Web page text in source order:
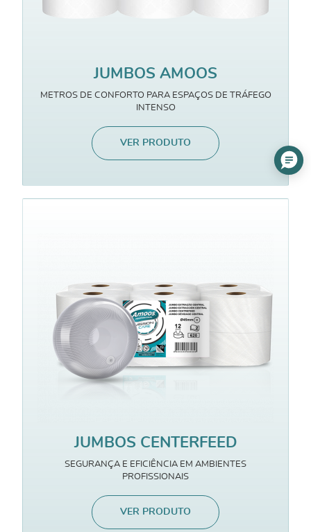
JUMBOS AMOOS
METROS DE CONFORTO PARA ESPAÇOS DE TRÁFEGO
INTENSO
VER PRODUTO
JUMBOS CENTERFEED
SEGURANÇA E EFICIÊNCIA EM AMBIENTES
PROFISSIONAIS
VER PRODUTO